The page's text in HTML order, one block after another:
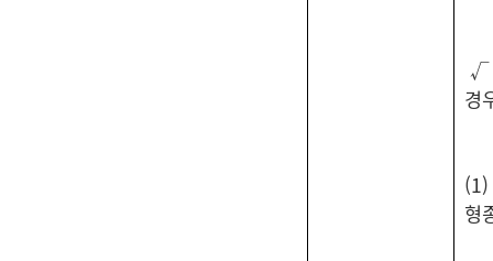
√
경
(1)
형